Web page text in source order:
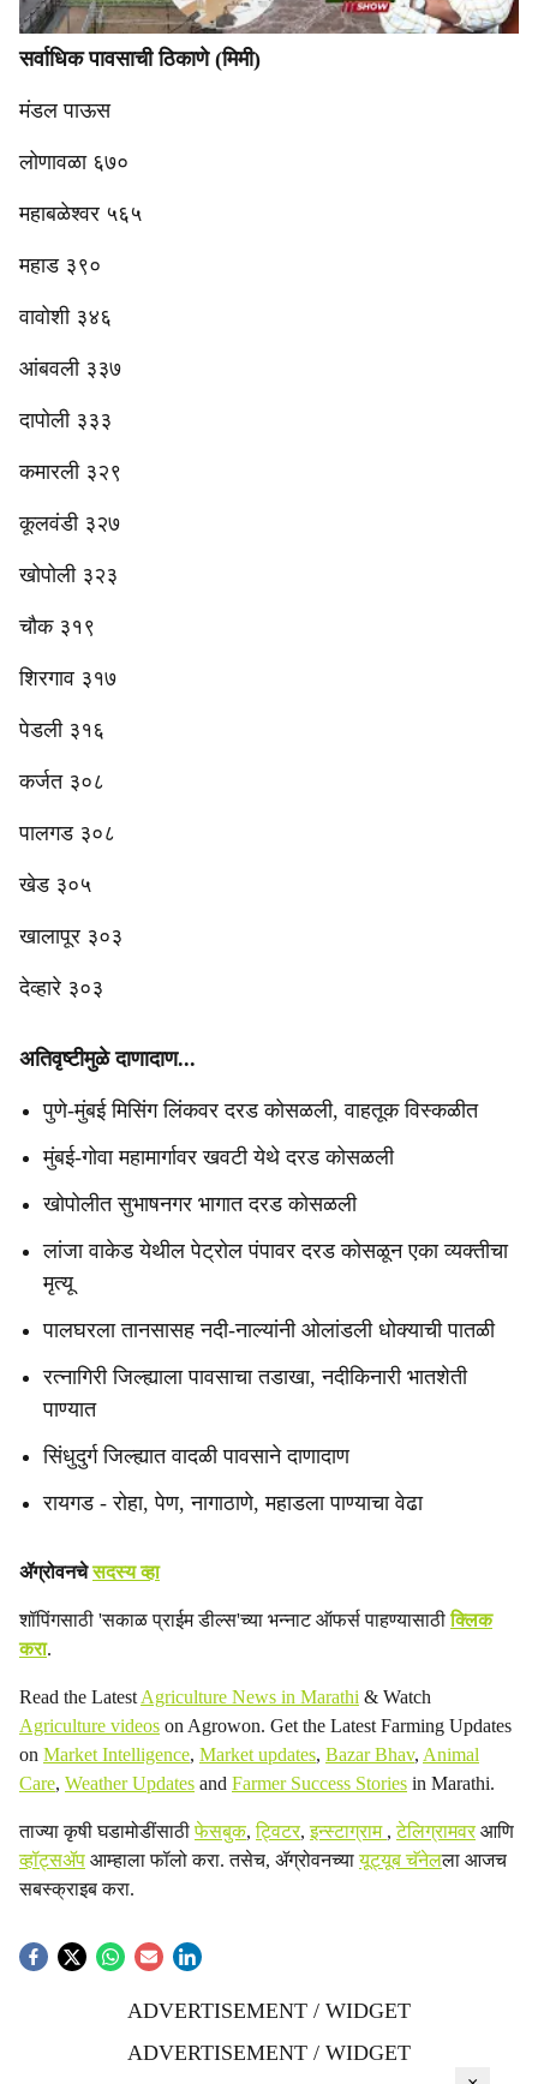
सर्वाधिक पावसाची ठिकाणे (मिमी)
मंडल पाऊस
लोणावळा ६७०
महाबळेश्वर ५६५
महाड ३९०
वावोशी ३४६
आंबवली ३३७
दापोली ३३३
कमारली ३२९
कूलवंडी ३२७
खोपोली ३२३
चौक ३१९
शिरगाव ३१७
पेडली ३१६
कर्जत ३०८
पालगड ३०८
खेड ३०५
खालापूर ३०३
देव्हारे ३०३
अतिवृष्टीमुळे दाणादाण...
पुणे-मुंबई मिसिंग लिंकवर दरड कोसळली, वाहतूक विस्कळीत
मुंबई-गोवा महामार्गावर खवटी येथे दरड कोसळली
खोपोलीत सुभाषनगर भागात दरड कोसळली
लांजा वाकेड येथील पेट्रोल पंपावर दरड कोसळून एका व्यक्तीचा
मृत्यू
पालघरला तानसासह नदी-नाल्यांनी ओलांडली धोक्याची पातळी
रत्नागिरी जिल्ह्याला पावसाचा तडाखा, नदीकिनारी भातशेती
पाण्यात
सिंधुदुर्ग जिल्ह्यात वादळी पावसाने दाणादाण
रायगड - रोहा, पेण, नागाठाणे, महाडला पाण्याचा वेढा
ॲग्रोवनचेसदस्य व्हा
शॉपिंगसाठी 'सकाळ प्राईम डील्स'च्या भन्नाट ऑफर्स पाहण्यासाठीक्लिक
करा.
Read the Latest Agriculture News in Marathi & Watch
Agriculture videos on Agrowon. Get the Latest Farming Updates
on Market Intelligence, Market updates, Bazar Bhav, Animal
Care, Weather Updates and Farmer Success Stories in Marathi.
ताज्या कृषी घडामोडींसाठीफेसबुक,ट्विटर,इन्स्टाग्राम ,टेलिग्रामवरआणि
व्हॉट्सॲप आम्हाला फॉलो करा. तसेच, ॲग्रोवनच्यायूट्यूब चॅनेलला आजच
सबस्क्राइब करा.
ADVERTISEMENT / WIDGET
ADVERTISEMENT / WIDGET